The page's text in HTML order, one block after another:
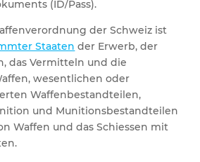
(ID/Pass).
der Schweiz ist
Staaten der Erwerb, der
das Vermitteln und die
wesentlichen oder
Waffenbestandteilen,
und Munitionsbestandteilen
Waffen und das Schiessen mit